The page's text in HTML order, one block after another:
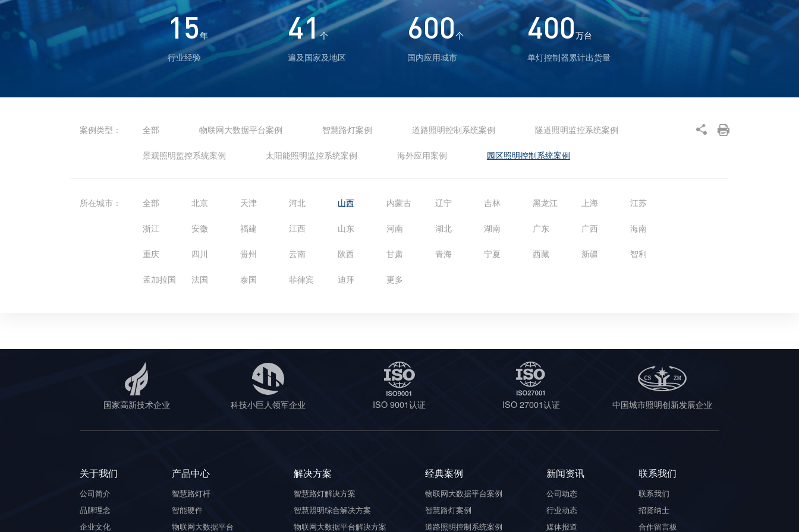
15年
行业经验
41个
遍及国家及地区
600个
国内应用城市
400万台
单灯控制器累计出货量
案例类型： 全部 物联网大数据平台案例 智慧路灯案例 道路照明控制系统案例 隧道照明监控系统案例
景观照明监控系统案例 太阳能照明监控系统案例 海外应用案例 园区照明控制系统案例
所在城市： 全部 北京 天津 河北 山西 内蒙古 辽宁 吉林 黑龙江 上海 江苏
浙江 安徽 福建 江西 山东 河南 湖北 湖南 广东 广西 海南
重庆 四川 贵州 云南 陕西 甘肃 青海 宁夏 西藏 新疆 智利
孟加拉国 法国 泰国 菲律宾 迪拜 更多
国家高新技术企业 科技小巨人领军企业 ISO 9001认证 ISO 27001认证 中国城市照明创新发展企业
关于我们
公司简介
品牌理念
企业文化
产品中心
智慧路灯杆
智能硬件
物联网大数据平台
解决方案
智慧路灯解决方案
智慧照明综合解决方案
物联网大数据平台解决方案
经典案例
物联网大数据平台案例
智慧路灯案例
道路照明控制系统案例
新闻资讯
公司动态
行业动态
媒体报道
联系我们
联系我们
招贤纳士
合作留言板